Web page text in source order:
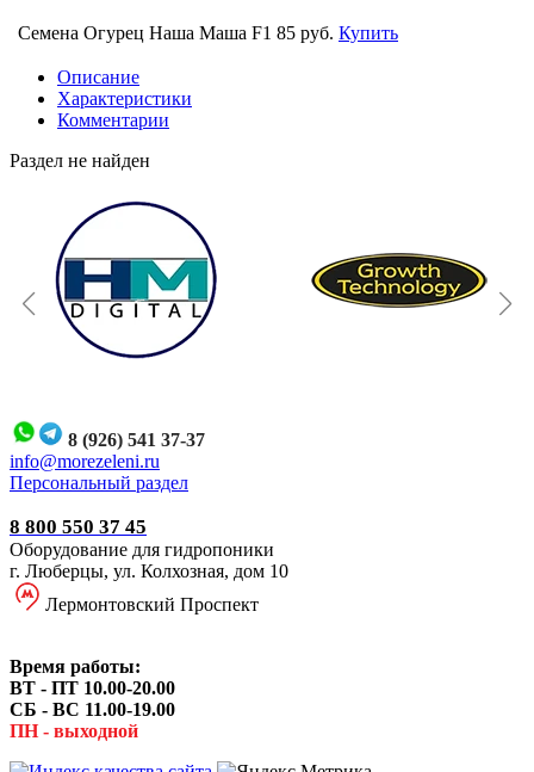
Семена Огурец Наша Маша F1 85 руб. Купить
Описание
Характеристики
Комментарии
Раздел не найден
8 (926) 541 37-37
info@morezeleni.ru
Персональный раздел
8 800 550 37 45
Оборудование для гидропоники
г. Люберцы, ул. Колхозная, дом 10
Лермонтовский Проспект
Время работы:
ВТ - ПТ 10.00-20.00
СБ - ВС 11.00-19.00
ПН - выходной